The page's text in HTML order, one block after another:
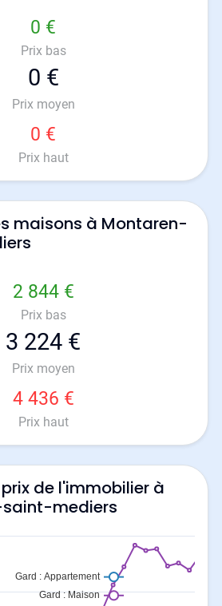
0 €
Prix bas
0 €
Prix moyen
0 €
Prix haut
maisons à Montaren-
2 844 €
Prix bas
3 224 €
Prix moyen
4 436 €
Prix haut
de l'immobilier à
mediers